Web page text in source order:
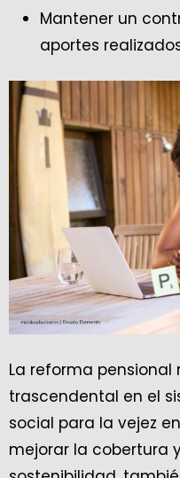
Mantener un
aportes
La reforma
trascendental en el
social para la vejez
mejorar la cobertura